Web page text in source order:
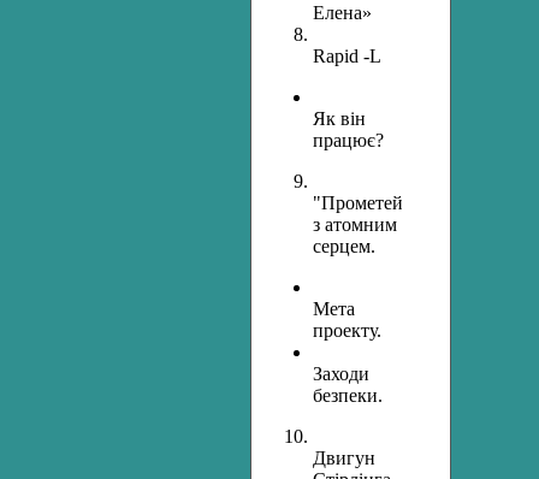
Елена»
Rapid -L
Як він
працює?
"Прометей"
з атомним
серцем.
Мета
проекту.
Заходи
безпеки.
Двигун